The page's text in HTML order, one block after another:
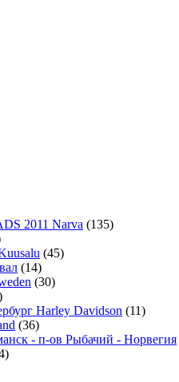
2011 Narva (135)
(45)
(14)
(30)
Harley Davidson (11)
(36)
- п-ов Рыбачий - Норвегия